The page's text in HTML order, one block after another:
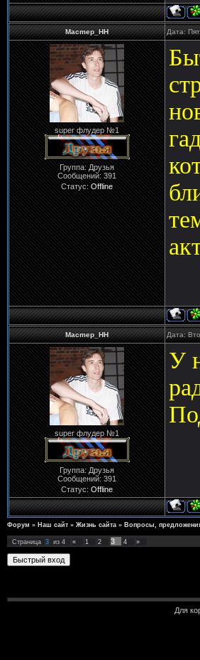
Macmep_HH Дата:
super флудер №1
Группа: Друзья
Сообщений:391
Статус:Offline
Macmep_HH Дата:
super флудер №1
Группа: Друзья
Сообщений:391
Статус:Offline
У
Форум » Наш сайт » Жизнь сайта » Вопросы,
Страница 3 из 4 « 1 2 3 4 »
Для